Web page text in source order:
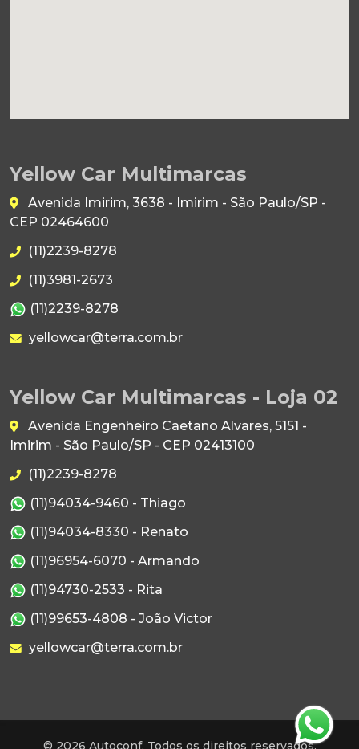
Yellow Car Multimarcas
Avenida Imirim, 3638 - Imirim - São Paulo/SP -
CEP 02464600
(11)2239-8278
(11)3981-2673
(11)2239-8278
yellowcar@terra.com.br
Yellow Car Multimarcas - Loja 02
Avenida Engenheiro Caetano Alvares, 5151 -
Imirim - São Paulo/SP - CEP 02413100
(11)2239-8278
(11)94034-9460 - Thiago
(11)94034-8330 - Renato
(11)96954-6070 - Armando
(11)94730-2533 - Rita
(11)99653-4808 - João Victor
yellowcar@terra.com.br
© 2026 Autoconf. Todos os direitos reservados.